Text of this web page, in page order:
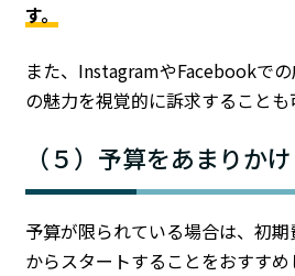
す。
また、InstagramやFacebookで
の魅力を視覚的に訴求することも
（５）予算をあまりか
予算が限られている場合は、初
からスタートすることをおすすめ